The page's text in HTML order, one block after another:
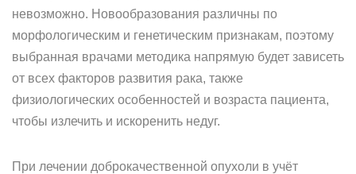
невозможно. Новообразования различны по
морфологическим и генетическим признакам, поэтому
выбранная врачами методика напрямую будет зависеть
от всех факторов развития рака, также
физиологических особенностей и возраста пациента,
чтобы излечить и искоренить недуг.
При лечении доброкачественной опухоли в учёт